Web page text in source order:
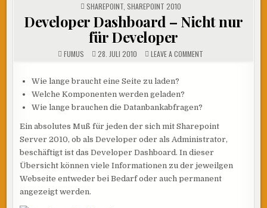
POSTED
IN
SHAREPOINT, SHAREPOINT 2010
Developer Dashboard – Nicht nur
für Developer
FUMUS 28. JULI 2010 LEAVE A COMMENT
Wie lange braucht eine Seite zu laden?
Welche Komponenten werden geladen?
Wie lange brauchen die Datanbankabfragen?
Ein absolutes Muß für jeden der sich mit Sharepoint
Server 2010, ob als Developer oder als Administrator,
beschäftigt ist das Developer Dashboard. In dieser
Übersicht können viele Informationen zu der jeweilgen
Webseite entweder bei Bedarf oder auch permanent
angezeigt werden.